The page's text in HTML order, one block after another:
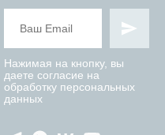
Нажимая на кнопку, вы
даете согласие на
обработку персональных
данных